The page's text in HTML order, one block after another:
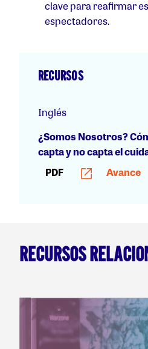
clave para reafirmar
espectadores.
RECURSOS
Inglés
¿Somos Nosotros?
capta y no capta el
PDF
Avance
RECURSOS